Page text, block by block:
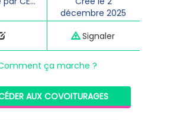
décembre 2025
Signaler
ça marche ?
AUX COVOITURAGES